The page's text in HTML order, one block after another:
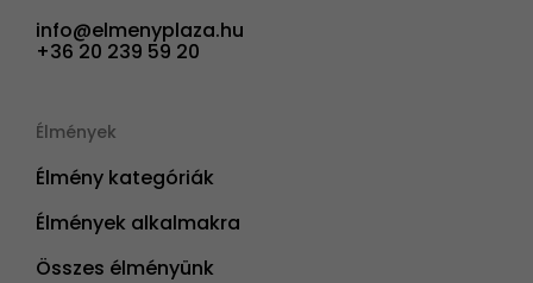
info@elmenyplaza.hu
+36 20 239 59 20
Élmények
Élmény kategóriák
Élmények alkalmakra
Összes élményünk